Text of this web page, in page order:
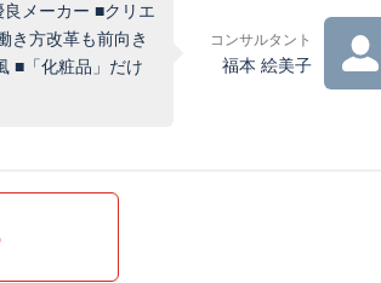
メーカー ■クリエ
き方改革も前向き
■「化粧品」だけ
コンサルタント
福本 絵美子